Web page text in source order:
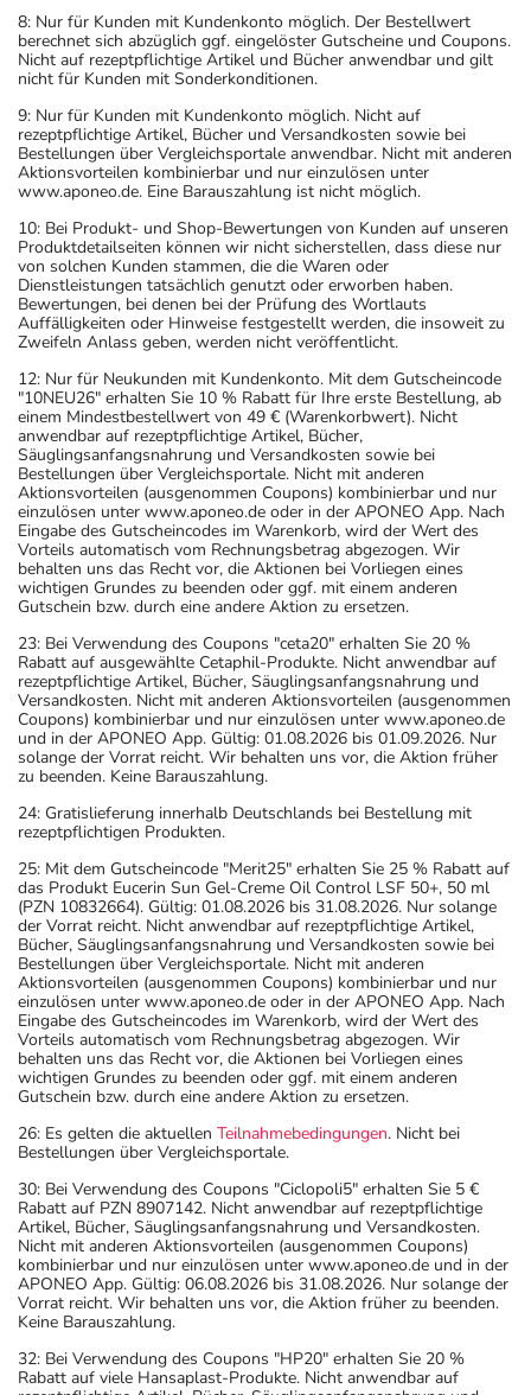
8: Nur für Kunden mit Kundenkonto möglich. Der Bestellwert
berechnet sich abzüglich ggf. eingelöster Gutscheine und Coupons.
Nicht auf rezeptpflichtige Artikel und Bücher anwendbar und gilt
nicht für Kunden mit Sonderkonditionen.
9: Nur für Kunden mit Kundenkonto möglich. Nicht auf
rezeptpflichtige Artikel, Bücher und Versandkosten sowie bei
Bestellungen über Vergleichsportale anwendbar. Nicht mit anderen
Aktionsvorteilen kombinierbar und nur einzulösen unter
www.aponeo.de. Eine Barauszahlung ist nicht möglich.
10: Bei Produkt- und Shop-Bewertungen von Kunden auf unseren
Produktdetailseiten können wir nicht sicherstellen, dass diese nur
von solchen Kunden stammen, die die Waren oder
Dienstleistungen tatsächlich genutzt oder erworben haben.
Bewertungen, bei denen bei der Prüfung des Wortlauts
Auffälligkeiten oder Hinweise festgestellt werden, die insoweit zu
Zweifeln Anlass geben, werden nicht veröffentlicht.
12: Nur für Neukunden mit Kundenkonto. Mit dem Gutscheincode
"10NEU26" erhalten Sie 10 % Rabatt für Ihre erste Bestellung, ab
einem Mindestbestellwert von 49 € (Warenkorbwert). Nicht
anwendbar auf rezeptpflichtige Artikel, Bücher,
Säuglingsanfangsnahrung und Versandkosten sowie bei
Bestellungen über Vergleichsportale. Nicht mit anderen
Aktionsvorteilen (ausgenommen Coupons) kombinierbar und nur
einzulösen unter www.aponeo.de oder in der APONEO App. Nach
Eingabe des Gutscheincodes im Warenkorb, wird der Wert des
Vorteils automatisch vom Rechnungsbetrag abgezogen. Wir
behalten uns das Recht vor, die Aktionen bei Vorliegen eines
wichtigen Grundes zu beenden oder ggf. mit einem anderen
Gutschein bzw. durch eine andere Aktion zu ersetzen.
23: Bei Verwendung des Coupons "ceta20" erhalten Sie 20 %
Rabatt auf ausgewählte Cetaphil-Produkte. Nicht anwendbar auf
rezeptpflichtige Artikel, Bücher, Säuglingsanfangsnahrung und
Versandkosten. Nicht mit anderen Aktionsvorteilen (ausgenommen
Coupons) kombinierbar und nur einzulösen unter www.aponeo.de
und in der APONEO App. Gültig: 01.08.2026 bis 01.09.2026. Nur
solange der Vorrat reicht. Wir behalten uns vor, die Aktion früher
zu beenden. Keine Barauszahlung.
24: Gratislieferung innerhalb Deutschlands bei Bestellung mit
rezeptpflichtigen Produkten.
25: Mit dem Gutscheincode "Merit25" erhalten Sie 25 % Rabatt auf
das Produkt Eucerin Sun Gel-Creme Oil Control LSF 50+, 50 ml
(PZN 10832664). Gültig: 01.08.2026 bis 31.08.2026. Nur solange
der Vorrat reicht. Nicht anwendbar auf rezeptpflichtige Artikel,
Bücher, Säuglingsanfangsnahrung und Versandkosten sowie bei
Bestellungen über Vergleichsportale. Nicht mit anderen
Aktionsvorteilen (ausgenommen Coupons) kombinierbar und nur
einzulösen unter www.aponeo.de oder in der APONEO App. Nach
Eingabe des Gutscheincodes im Warenkorb, wird der Wert des
Vorteils automatisch vom Rechnungsbetrag abgezogen. Wir
behalten uns das Recht vor, die Aktionen bei Vorliegen eines
wichtigen Grundes zu beenden oder ggf. mit einem anderen
Gutschein bzw. durch eine andere Aktion zu ersetzen.
26: Es gelten die aktuellen Teilnahmebedingungen. Nicht bei
Bestellungen über Vergleichsportale.
30: Bei Verwendung des Coupons "Ciclopoli5" erhalten Sie 5 €
Rabatt auf PZN 8907142. Nicht anwendbar auf rezeptpflichtige
Artikel, Bücher, Säuglingsanfangsnahrung und Versandkosten.
Nicht mit anderen Aktionsvorteilen (ausgenommen Coupons)
kombinierbar und nur einzulösen unter www.aponeo.de und in der
APONEO App. Gültig: 06.08.2026 bis 31.08.2026. Nur solange der
Vorrat reicht. Wir behalten uns vor, die Aktion früher zu beenden.
Keine Barauszahlung.
32: Bei Verwendung des Coupons "HP20" erhalten Sie 20 %
Rabatt auf viele Hansaplast-Produkte. Nicht anwendbar auf